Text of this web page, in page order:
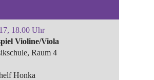
18.00 Uhr
Violine/Viola
Raum 4
Honka